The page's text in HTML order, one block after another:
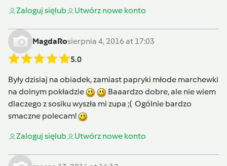
Zaloguj sięlub Utwórz nowe konto
MagdaRosierpnia 4, 2016 at 17:03
5.0
Były dzisiaj na obiadek, zamiast papryki młode marchewki
na dolnym pokładzie
Baaardzo dobre, ale nie wiem
dlaczego z sosiku wyszła mi zupa ;( Ogólnie bardzo
smaczne polecam!
Zaloguj sięlub Utwórz nowe konto